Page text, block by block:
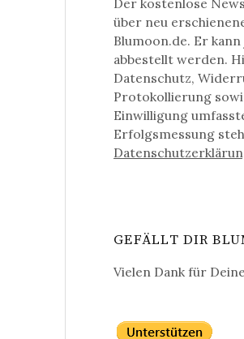
Der kostenlose
über neu
Blumoon.de. Er
abbestellt werden.
Datenschutz,
Protokollierung
Einwilligung
Erfolgsmessung
GEFÄLLT DIR
Vielen Dank für